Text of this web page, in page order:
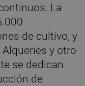
La
de cultivo, y
y otro
se dedican
de